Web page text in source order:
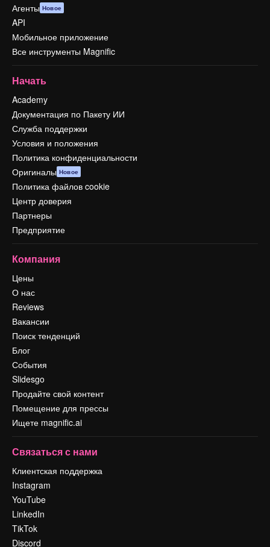
Агенты Новое
API
Мобильное приложение
Все инструменты Magnific
Начать
Academy
Документация по Пакету ИИ
Служба поддержки
Условия и положения
Политика конфиденциальности
Оригиналы Новое
Политика файлов cookie
Центр доверия
Партнеры
Предприятие
Компания
Цены
О нас
Reviews
Вакансии
Поиск тенденций
Блог
События
Slidesgo
Продайте свой контент
Помещение для прессы
Ищете magnific.ai
Связаться с нами
Клиентская поддержка
Instagram
YouTube
LinkedIn
TikTok
Discord